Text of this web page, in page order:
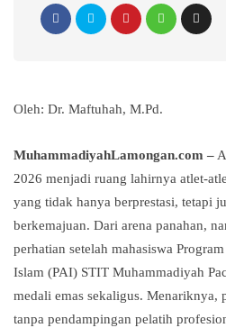
Oleh: Dr. Maftuhah, M.Pd.
MuhammadiyahLamongan.com –
2026 menjadi ruang lahirnya atlet-
yang tidak hanya berprestasi, tetapi
berkemajuan. Dari arena panahan,
perhatian setelah mahasiswa
Islam (PAI) STIT Muhammadiyah
medali emas sekaligus. Menariknya,
tanpa pendampingan pelatih